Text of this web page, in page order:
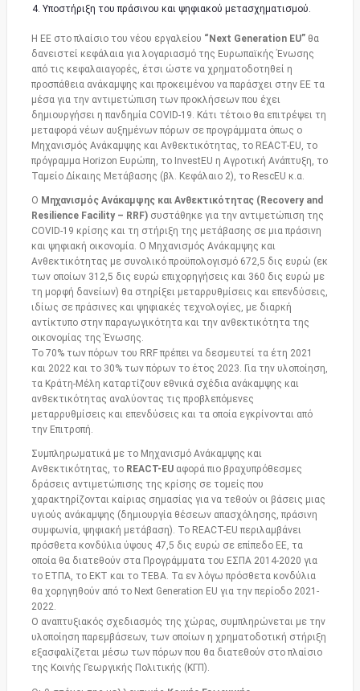
Υποστήριξη του πράσινου και ψηφιακού μετασχηματισμού.
Η ΕΕ στο πλαίσιο του νέου εργαλείου “Next Generation EU” θα
δανειστεί κεφάλαια για λογαριασμό της Ευρωπαϊκής Ένωσης
από τις κεφαλαιαγορές, έτσι ώστε να χρηματοδοτηθεί η
προσπάθεια ανάκαμψης και προκειμένου να παράσχει στην ΕΕ τα
μέσα για την αντιμετώπιση των προκλήσεων που έχει
δημιουργήσει η πανδημία COVID-19. Κάτι τέτοιο θα επιτρέψει τη
μεταφορά νέων αυξημένων πόρων σε προγράμματα όπως ο
Μηχανισμός Ανάκαμψης και Ανθεκτικότητας, το REACT-EU, το
πρόγραμμα Horizon Ευρώπη, το InvestEU η Αγροτική Ανάπτυξη, το
Ταμείο Δίκαιης Μετάβασης (βλ. Κεφάλαιο 2), το RescEU κ.α.
Ο Μηχανισμός Ανάκαμψης και Ανθεκτικότητας (Recovery and
Resilience Facility – RRF) συστάθηκε για την αντιμετώπιση της
COVID-19 κρίσης και τη στήριξη της μετάβασης σε μια πράσινη
και ψηφιακή οικονομία. Ο Μηχανισμός Ανάκαμψης και
Ανθεκτικότητας με συνολικό προϋπολογισμό 672,5 δις ευρώ (εκ
των οποίων 312,5 δις ευρώ επιχορηγήσεις και 360 δις ευρώ με
τη μορφή δανείων) θα στηρίξει μεταρρυθμίσεις και επενδύσεις,
ιδίως σε πράσινες και ψηφιακές τεχνολογίες, με διαρκή
αντίκτυπο στην παραγωγικότητα και την ανθεκτικότητα της
οικονομίας της Ένωσης.
Το 70% των πόρων του RRF πρέπει να δεσμευτεί τα έτη 2021
και 2022 και το 30% των πόρων το έτος 2023. Για την υλοποίηση,
τα Κράτη-Μέλη καταρτίζουν εθνικά σχέδια ανάκαμψης και
ανθεκτικότητας αναλύοντας τις προβλεπόμενες
μεταρρυθμίσεις και επενδύσεις και τα οποία εγκρίνονται από
την Επιτροπή.
Συμπληρωματικά με το Μηχανισμό Ανάκαμψης και
Ανθεκτικότητας, το REACT-EU αφορά πιο βραχυπρόθεσμες
δράσεις αντιμετώπισης της κρίσης σε τομείς που
χαρακτηρίζονται καίριας σημασίας για να τεθούν οι βάσεις μιας
υγιούς ανάκαμψης (δημιουργία θέσεων απασχόλησης, πράσινη
συμφωνία, ψηφιακή μετάβαση). Το REACT-EU περιλαμβάνει
πρόσθετα κονδύλια ύψους 47,5 δις ευρώ σε επίπεδο ΕΕ, τα
οποία θα διατεθούν στα Προγράμματα του ΕΣΠΑ 2014-2020 για
το ΕΤΠΑ, το ΕΚΤ και το ΤΕΒΑ. Τα εν λόγω πρόσθετα κονδύλια
θα χορηγηθούν από το Next Generation EU για την περίοδο 2021-
2022.
Ο αναπτυξιακός σχεδιασμός της χώρας, συμπληρώνεται με την
υλοποίηση παρεμβάσεων, των οποίων η χρηματοδοτική στήριξη
εξασφαλίζεται μέσω των πόρων που θα διατεθούν στο πλαίσιο
της Κοινής Γεωργικής Πολιτικής (ΚΓΠ).